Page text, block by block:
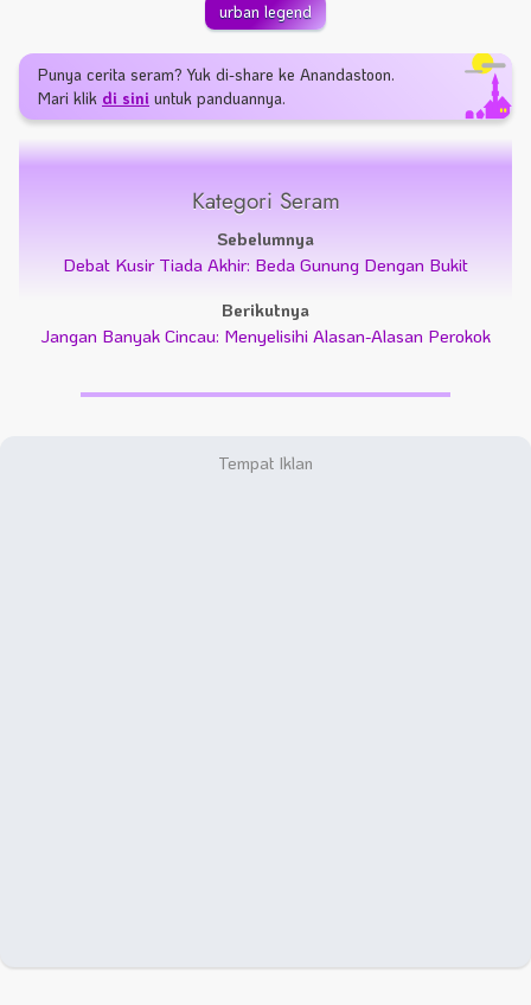
urban legend
Punya cerita seram? Yuk di-share ke Anandastoon.
Mari klik di sini untuk panduannya.
Kategori Seram
Sebelumnya
Debat Kusir Tiada Akhir: Beda Gunung Dengan Bukit
Berikutnya
Jangan Banyak Cincau: Menyelisihi Alasan-Alasan Perokok